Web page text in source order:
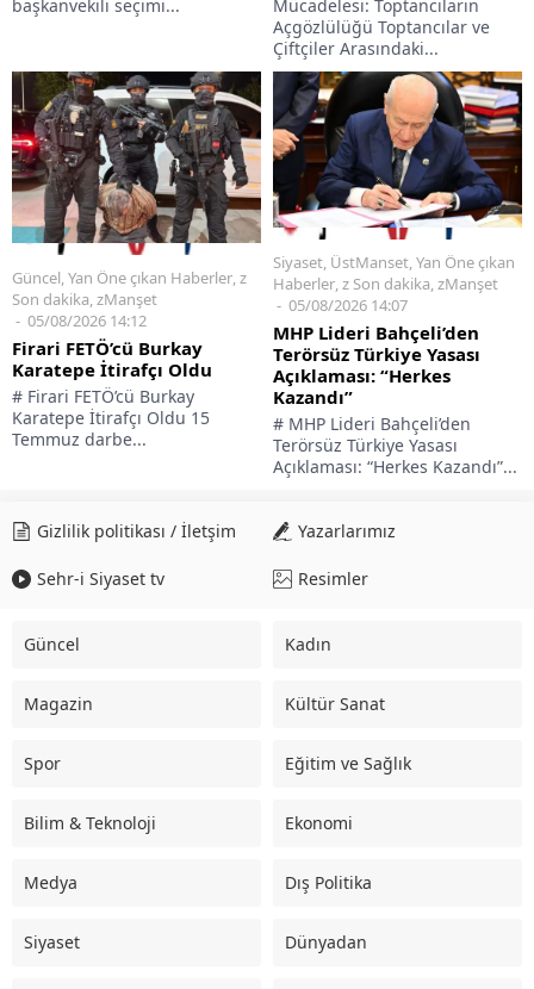
başkanvekili seçimi...
Mücadelesi: Toptancıların
Açgözlülüğü Toptancılar ve
Çiftçiler Arasındaki...
Güncel,Yan Öne çıkan Haberler,z
Son dakika,zManşet
05/08/2026 14:12
Firari FETÖ’cü Burkay
Karatepe İtirafçı Oldu
# Firari FETÖ’cü Burkay
Karatepe İtirafçı Oldu 15
Temmuz darbe...
Siyaset, ÜstManset,Yan Öne çıkan
Haberler,z Son dakika,zManşet
05/08/2026 14:07
MHP Lideri Bahçeli’den
Terörsüz Türkiye Yasası
Açıklaması: “Herkes
Kazandı”
# MHP Lideri Bahçeli’den
Terörsüz Türkiye Yasası
Açıklaması: “Herkes Kazandı”...
Gizlilik politikası / İletşim Yazarlarımız
Sehr-i Siyaset tv Resimler
Güncel Kadın
Magazin Kültür Sanat
Spor Eğitim ve Sağlık
Bilim & Teknoloji Ekonomi
Medya Dış Politika
Siyaset Dünyadan